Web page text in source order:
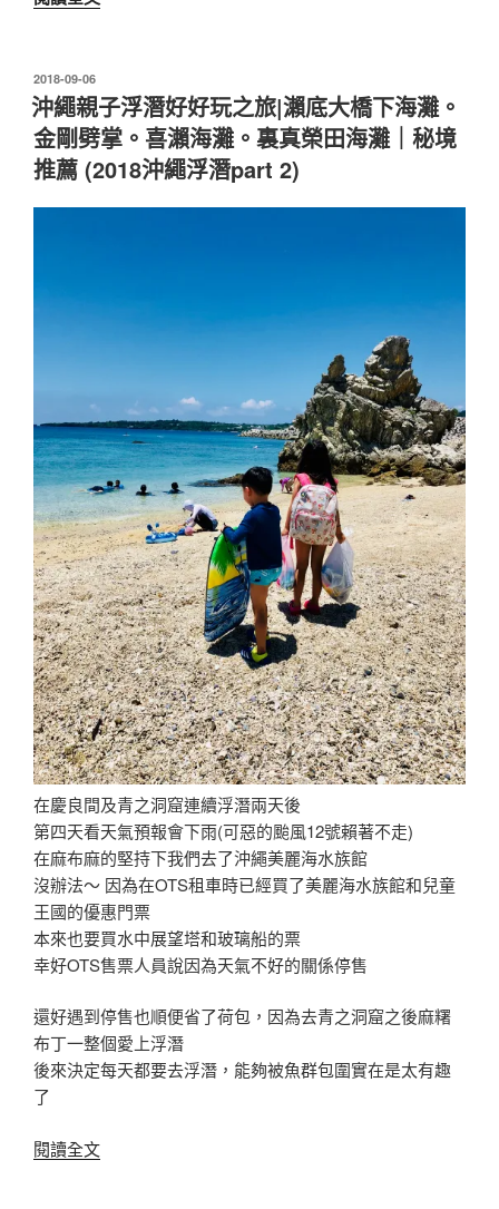
浮
潛
裝
備
清
裝
備
最
便
宜
(2018
沖
繩
浮
潛
part
3)
內
有
map
code〉
發
佈
於
2018-09-06
沖繩親子浮潛好好玩之旅|瀨底大橋下海灘。
金剛劈掌。喜瀨海灘。裏真榮田海灘｜秘境
推薦 (2018沖繩浮潛part 2)
在慶良間及青之洞窟連續浮潛兩天後
第四天看天氣預報會下雨(可惡的颱風12號賴著不走)
在麻布麻的堅持下我們去了沖繩美麗海水族館
沒辦法～ 因為在OTS租車時已經買了美麗海水族館和兒童
王國的優惠門票
本來也要買水中展望塔和玻璃船的票
幸好OTS售票人員說因為天氣不好的關係停售
還好遇到停售也順便省了荷包，因為去青之洞窟之後麻糬
布丁一整個愛上浮潛
後來決定每天都要去浮潛，能夠被魚群包圍實在是太有趣
了
閱讀全文〈沖